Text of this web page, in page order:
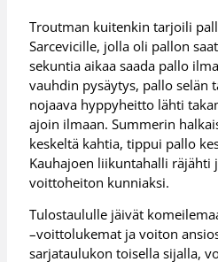
Troutman kuitenkin tarjoili
Sarcevicille, jolla oli pallon
sekuntia aikaa saada pallo
vauhdin pysäytys, pallo selän
nojaava hyppyheitto lähti
ajoin ilmaan. Summerin
keskeltä kahtia, tippui pallo
Kauhajoen liikuntahalli räjähti
voittoheiton kunniaksi.
Tulostaululle jäivät
–voittolukemat ja voiton
sarjataulukon toisella sijalla,